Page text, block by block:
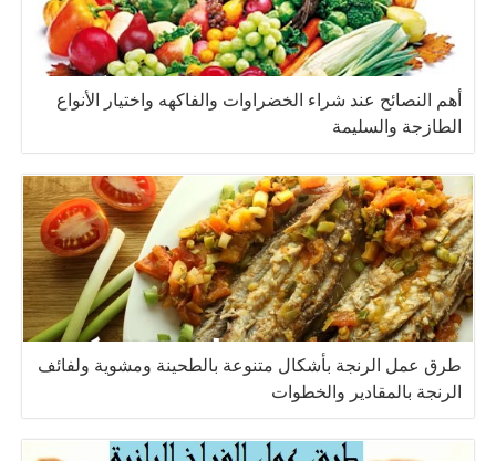
أهم النصائح عند شراء الخضراوات والفاكهه واختيار الأنواع
الطازجة والسليمة
طرق عمل الرنجة بأشكال متنوعة بالطحينة ومشوية ولفائف
الرنجة بالمقادير والخطوات